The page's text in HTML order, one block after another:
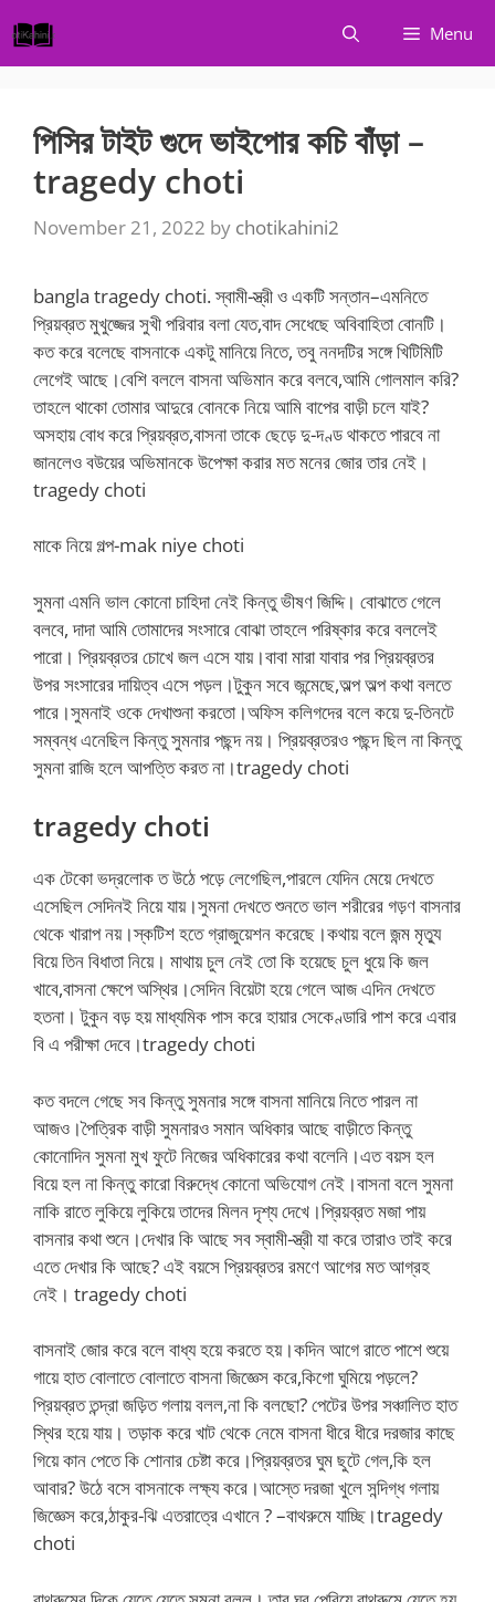
to
content
Menu
পিসির টাইট গুদে ভাইপোর কচি বাঁড়া –
tragedy choti
November 21, 2022 by chotikahini2
bangla tragedy choti. স্বামী-স্ত্রী ও একটি সন্তান–এমনিতে
প্রিয়ব্রত মুখুজ্জের সুখী পরিবার বলা যেত,বাদ সেধেছে অবিবাহিতা বোনটি।
কত করে বলেছে বাসনাকে একটু মানিয়ে নিতে, তবু ননদটির সঙ্গে খিটিমিটি
লেগেই আছে।বেশি বললে বাসনা অভিমান করে বলবে,আমি গোলমাল করি?
তাহলে থাকো তোমার আদুরে বোনকে নিয়ে আমি বাপের বাড়ী চলে যাই?
অসহায় বোধ করে প্রিয়ব্রত,বাসনা তাকে ছেড়ে দু-দণ্ড থাকতে পারবে না
জানলেও বউয়ের অভিমানকে উপেক্ষা করার মত মনের জোর তার নেই।
tragedy choti
মাকে নিয়ে গল্প-mak niye choti
সুমনা এমনি ভাল কোনো চাহিদা নেই কিন্তু ভীষণ জিদ্দি। বোঝাতে গেলে
বলবে, দাদা আমি তোমাদের সংসারে বোঝা তাহলে পরিষ্কার করে বললেই
পারো। প্রিয়ব্রতর চোখে জল এসে যায়।বাবা মারা যাবার পর প্রিয়ব্রতর
উপর সংসারের দায়িত্ব এসে পড়ল।টুকুন সবে জন্মেছে,অল্প অল্প কথা বলতে
পারে।সুমনাই ওকে দেখাশুনা করতো।অফিস কলিগদের বলে কয়ে দু-তিনটে
সম্বন্ধ এনেছিল কিন্তু সুমনার পছন্দ নয়। প্রিয়ব্রতরও পছন্দ ছিল না কিন্তু
সুমনা রাজি হলে আপত্তি করত না।tragedy choti
tragedy choti
এক টেকো ভদ্রলোক ত উঠে পড়ে লেগেছিল,পারলে যেদিন মেয়ে দেখতে
এসেছিল সেদিনই নিয়ে যায়।সুমনা দেখতে শুনতে ভাল শরীরের গড়ণ বাসনার
থেকে খারাপ নয়।স্কটিশ হতে গ্রাজুয়েশন করেছে।কথায় বলে জন্ম মৃত্যু
বিয়ে তিন বিধাতা নিয়ে। মাথায় চুল নেই তো কি হয়েছে চুল ধুয়ে কি জল
খাবে,বাসনা ক্ষেপে অস্থির।সেদিন বিয়েটা হয়ে গেলে আজ এদিন দেখতে
হতনা। টুকুন বড় হয় মাধ্যমিক পাস করে হায়ার সেকেণ্ডারি পাশ করে এবার
বি এ পরীক্ষা দেবে।tragedy choti
কত বদলে গেছে সব কিন্তু সুমনার সঙ্গে বাসনা মানিয়ে নিতে পারল না
আজও।পৈত্রিক বাড়ী সুমনারও সমান অধিকার আছে বাড়ীতে কিন্তু
কোনোদিন সুমনা মুখ ফুটে নিজের অধিকারের কথা বলেনি।এত বয়স হল
বিয়ে হল না কিন্তু কারো বিরুদ্ধে কোনো অভিযোগ নেই।বাসনা বলে সুমনা
নাকি রাতে লুকিয়ে লুকিয়ে তাদের মিলন দৃশ্য দেখে।প্রিয়ব্রত মজা পায়
বাসনার কথা শুনে।দেখার কি আছে সব স্বামী-স্ত্রী যা করে তারাও তাই করে
এতে দেখার কি আছে? এই বয়সে প্রিয়ব্রতর রমণে আগের মত আগ্রহ
নেই। tragedy choti
বাসনাই জোর করে বলে বাধ্য হয়ে করতে হয়।কদিন আগে রাতে পাশে শুয়ে
গায়ে হাত বোলাতে বোলাতে বাসনা জিজ্ঞেস করে,কিগো ঘুমিয়ে পড়লে?
প্রিয়ব্রত তন্দ্রা জড়িত গলায় বলল,না কি বলছো? পেটের উপর সঞ্চালিত হাত
স্থির হয়ে যায়। তড়াক করে খাট থেকে নেমে বাসনা ধীরে ধীরে দরজার কাছে
গিয়ে কান পেতে কি শোনার চেষ্টা করে।প্রিয়ব্রতর ঘুম ছুটে গেল,কি হল
আবার? উঠে বসে বাসনাকে লক্ষ্য করে।আস্তে দরজা খুলে সন্দিগ্ধ গলায়
জিজ্ঞেস করে,ঠাকুর-ঝি এতরাত্রে এখানে ? –বাথরুমে যাচ্ছি।tragedy
choti